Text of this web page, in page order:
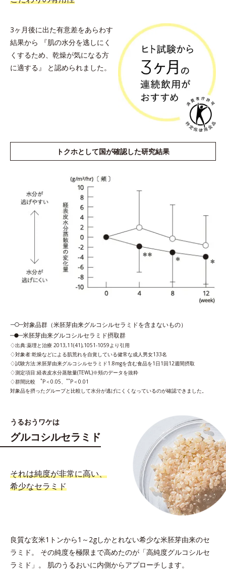
3ヶ月後に出た有意差をあらわす
結果から
『肌の水分を逃しにく
くするため、乾燥が気になる方
に適する』
と認められました。
トクホとして国が確認した研究結果
対象品群（米胚芽由来グルコシルセラミドを含まないもの）
米胚芽由来グルコシルセラミド摂取群
出典:薬理と治療 2013,11(41),1051-1059より引用
対象者:乾燥などによる肌荒れを自覚している健常な成人男女133名
試験方法:米胚芽由来グルコシルセラミド1.8mgを含む食品を1日1回12週間摂取
測定項目:経表皮水分蒸散量(TEWL)※頬のデータを抜粋
群間比較
*P＜0.05、 **P＜0.01
対象品を摂ったグループと比較して水分が逃げにくくなっているのが確認できました。
うるおうワケは
グルコシルセラミド
それは純度が非常に高い、
希少なセラミド
良質な玄米1トンから1～2gしかとれない希少な米胚芽由来のセ
ラミド。
その純度を極限まで高めたのが「高純度グルコシルセ
ラミド」。
肌のうるおいに内側からアプローチします。